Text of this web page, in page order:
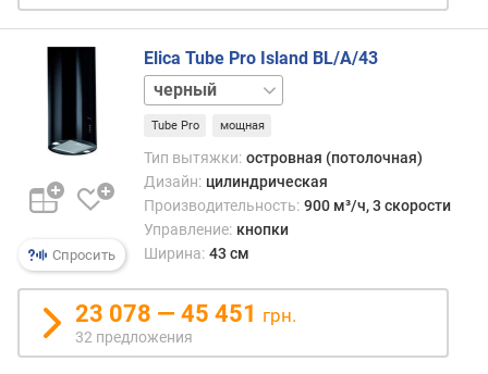
е
н
п
о
к
л
и
ч
е
с
т
Спросить
Elica Tube Pro Island BL/A/43
белый
нержавейка
Tube Pro мощная
Тип вытяжки: островная (потолочная)
Дизайн: цилиндрическая
Производительность: 900 м³/ч, 3 скорости
Управление: кнопки
Ширина: 43 см
23 078 — 45 451 грн.
32 предложения